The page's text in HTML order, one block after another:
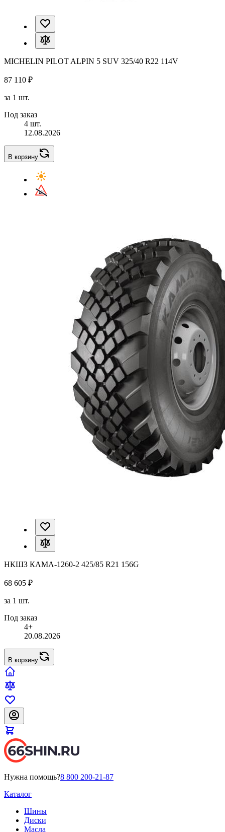
MICHELIN PILOT ALPIN 5 SUV 325/40 R22 114V
87 110 ₽
за 1 шт.
Под заказ
4 шт.
12.08.2026
В корзину
НКШЗ КАМА-1260-2 425/85 R21 156G
68 605 ₽
за 1 шт.
Под заказ
4+
20.08.2026
В корзину
Нужна помощь?8 800 200-21-87
Каталог
Шины
Диски
Масла